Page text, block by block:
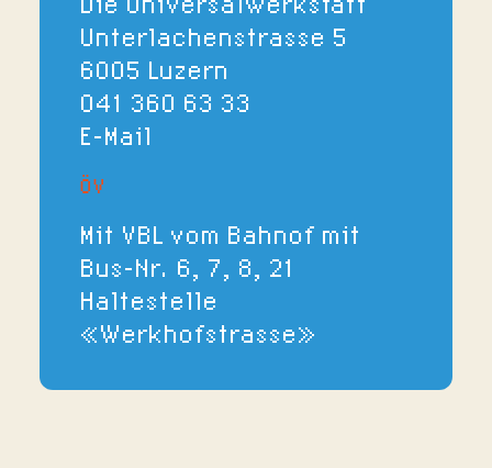
Unterlachenstrasse 5
6005 Luzern
041 360 63 33
E-Mail
ÖV
Mit VBL vom Bahnof mit
Bus-Nr. 6, 7, 8, 21
Haltestelle
«Werkhofstrasse»